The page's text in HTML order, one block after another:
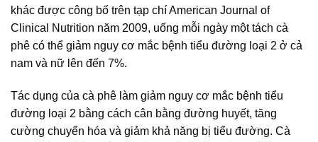
khác được công bố trên tạp chí American Journal of
Clinical Nutrition năm 2009, uống mỗi ngày một tách cà
phê có thể giảm nguy cơ mắc bệnh tiểu đường loại 2 ở cả
nam và nữ lên đến 7%.
Tác dụng của cà phê làm giảm nguy cơ mắc bệnh tiểu
đường loại 2 bằng cách cân bằng đường huyết, tăng
cường chuyển hóa và giảm khả năng bị tiểu đường. Cà